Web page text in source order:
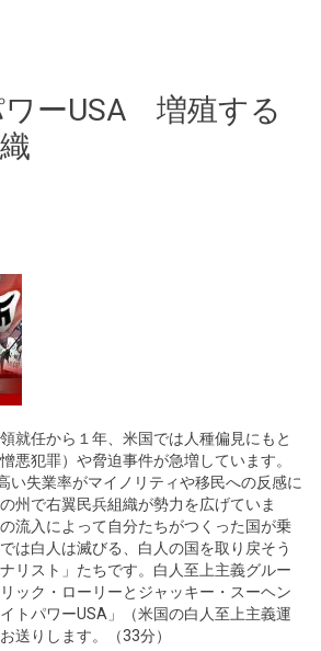
ーUSA 増殖する
就任から１年、米国では人種偏見にもと
悪犯罪）や脅迫事件が急増しています。
い失業率がマイノリティや移民への反感に
州で右翼民兵組織が勢力を広げていま
流入によって自分たちがつくった国が乗
は白人は滅びる、白人の国を取り戻そう
リスト」たちです。白人至上主義グルー
ック・ローリーとジャッキー・スーヘン
トパワーUSA」（米国の白人至上主義運
送りします。（33分）